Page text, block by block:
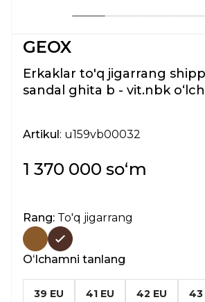
GEOX
Erkaklar to'q jigarrang
sandal ghita b - vit.nbk
Artikul: u159vb00032
1 370 000 soʻm
Rang: To'q jigarrang
Oʻlchamni tanlang
39 EU 41 EU 42 EU 43